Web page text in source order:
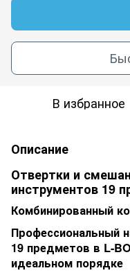
В избранное
Описание
Отвертки и
инструментов 19
Комбинированный
Профессиональный
19 предметов в L-
идеальном порядке